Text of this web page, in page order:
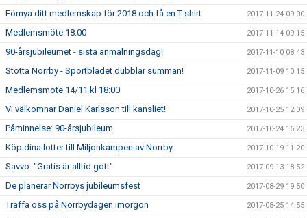
Förnya ditt medlemskap för 2018 och få en T-shirt 2017-11-24 09:00
Medlemsmöte 18:00 2017-11-14 09:15
90-årsjubileumet - sista anmälningsdag! 2017-11-10 08:43
Stötta Norrby - Sportbladet dubblar summan! 2017-11-09 10:15
Medlemsmöte 14/11 kl 18:00 2017-10-26 15:16
Vi välkomnar Daniel Karlsson till kansliet! 2017-10-25 12:09
Påminnelse: 90-årsjubileum 2017-10-24 16:23
Köp dina lotter till Miljonkampen av Norrby 2017-10-19 11:20
Savvo: "Gratis är alltid gott" 2017-09-13 18:52
De planerar Norrbys jubileumsfest 2017-08-29 19:50
Träffa oss på Norrbydagen imorgon 2017-08-25 14:55